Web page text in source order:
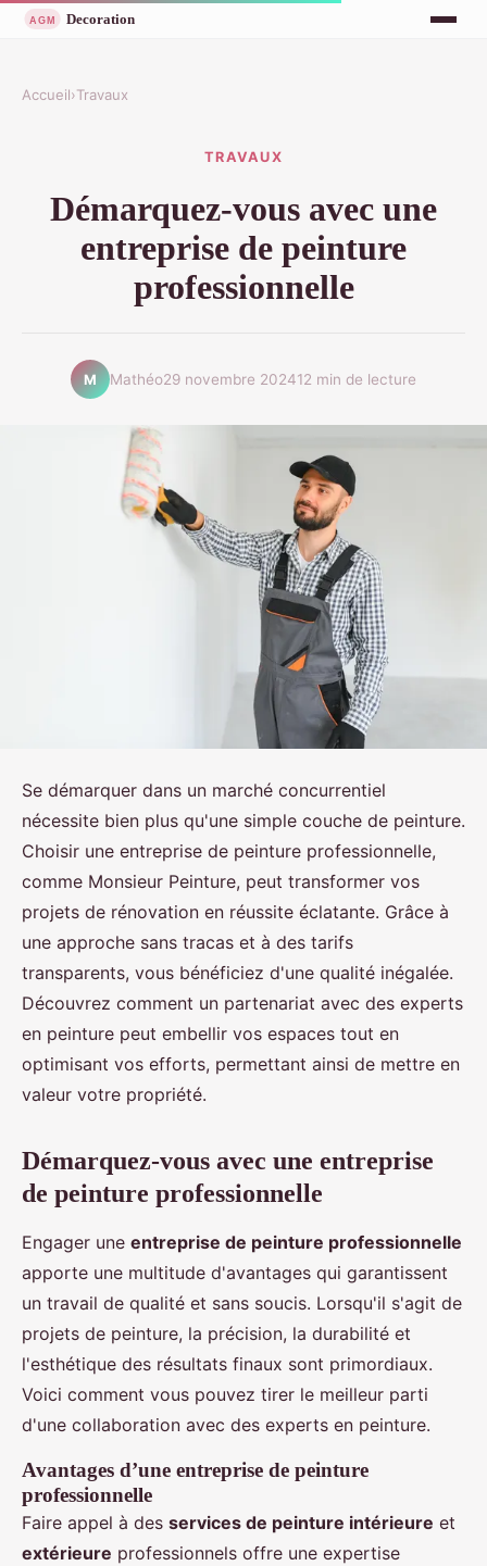
Accueil›Travaux
TRAVAUX
Démarquez-vous avec une
entreprise de peinture
professionnelle
M Mathéo29 novembre 202412 min de lecture
Se démarquer dans un marché concurrentiel
nécessite bien plus qu'une simple couche de peinture.
Choisir une entreprise de peinture professionnelle,
comme Monsieur Peinture, peut transformer vos
projets de rénovation en réussite éclatante. Grâce à
une approche sans tracas et à des tarifs
transparents, vous bénéficiez d'une qualité inégalée.
Découvrez comment un partenariat avec des experts
en peinture peut embellir vos espaces tout en
optimisant vos efforts, permettant ainsi de mettre en
valeur votre propriété.
Démarquez-vous avec une entreprise
de peinture professionnelle
Engager une entreprise de peinture professionnelle
apporte une multitude d'avantages qui garantissent
un travail de qualité et sans soucis. Lorsqu'il s'agit de
projets de peinture, la précision, la durabilité et
l'esthétique des résultats finaux sont primordiaux.
Voici comment vous pouvez tirer le meilleur parti
d'une collaboration avec des experts en peinture.
Avantages d’une entreprise de peinture
professionnelle
Faire appel à des services de peinture intérieure et
extérieure professionnels offre une expertise